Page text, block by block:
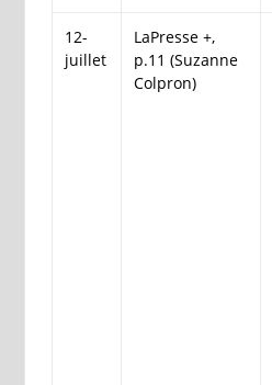
12-
juillet
LaPresse +,
p.11 (Suzanne
Colpron)